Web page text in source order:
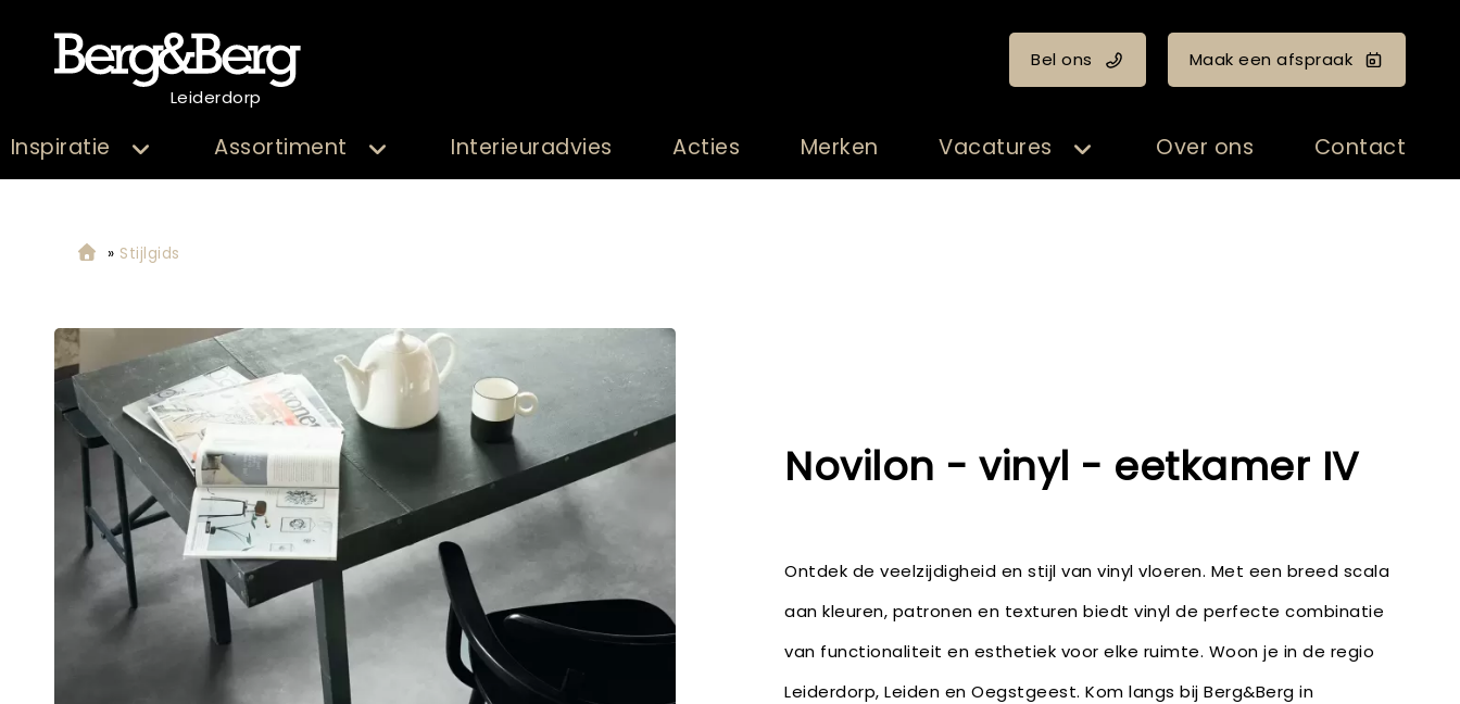
Leiderdorp
Bel ons Maak een afspraak
Inspiratie Assortiment Interieuradvies Acties Merken Vacatures Over ons Contact
» Stijlgids
Novilon - vinyl - eetkamer IV
Ontdek de veelzijdigheid en stijl van vinyl vloeren. Met een breed scala
aan kleuren, patronen en texturen biedt vinyl de perfecte combinatie
van functionaliteit en esthetiek voor elke ruimte. Woon je in de regio
Leiderdorp, Leiden en Oegstgeest. Kom langs bij Berg&Berg in